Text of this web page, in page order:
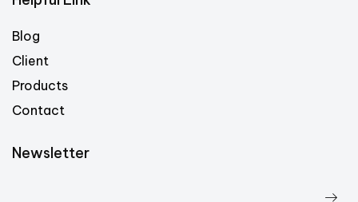
Blog
Client
Products
Contact
Newsletter